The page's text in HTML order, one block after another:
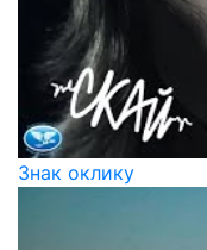
Знак оклику